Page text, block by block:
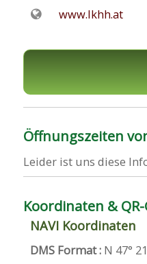
www.lkhh.at
Öffnungszeiten
Leider ist uns diese
Koordinaten &
NAVI Koordinaten
DMS Format : N 47°